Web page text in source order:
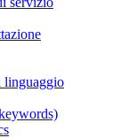
linguaggio